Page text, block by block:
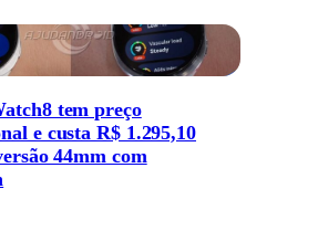
tem preço
e custa R$ 1.295,10
44mm com